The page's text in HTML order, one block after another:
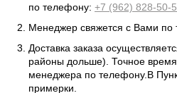
по телефону: +7 (962) 828-50-
Менеджер свяжется с Вами по
Доставка заказа
районы дольше). Точное
менеджера по телефону.В
примерки.